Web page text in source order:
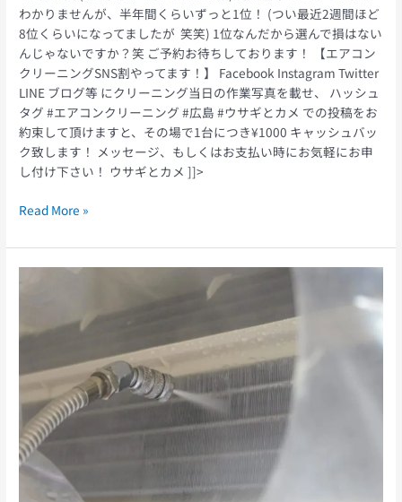
わかりませんが、半年間くらいずっと1位！ (つい最近2週間ほど
8位くらいになってましたが 笑笑) 1位なんだから選んで損はない
んじゃないですか？笑 ご予約お待ちしております！ 【エアコン
クリーニングSNS割やってます！】 Facebook Instagram Twitter
LINE ブログ等 にクリーニング当日の作業写真を載せ、 ハッシュ
タグ #エアコンクリーニング #広島 #ウサギとカメ での投稿をお
約束して頂けますと、その場で1台につき¥1000 キャッシュバッ
ク致します！ メッセージ、もしくはお支払い時にお気軽にお申
し付け下さい！ ウサギとカメ ]]>
Read More »
焼
板
「し
ん
」
エ